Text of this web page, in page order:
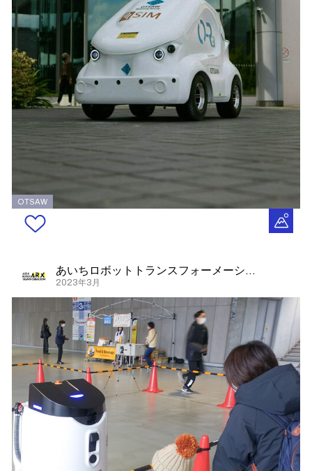
OTSAW
あいちロボットトランスフォーメーション
2023年3月